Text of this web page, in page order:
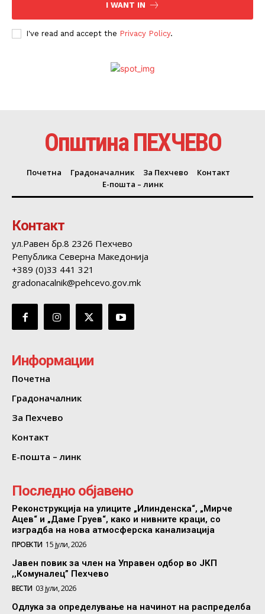
I WANT IN
I've read and accept the Privacy Policy.
Општина ПЕХЧЕВО
Почетна Градоначалник За Пехчево
Контакт
Е-пошта – линк
Контакт
ул.Равен бр.8 2326 Пехчево
Република Северна Македонија
+389 (0)33 441 321
gradonacalnik@pehcevo.gov.mk
Информации
Почетна
Градоначалник
За Пехчево
Контакт
Е-пошта – линк
Последно објавено
Реконструкција на улиците „Илинденска“, „Мирче
Ацев“ и „Даме Груев“, како и нивните краци, со
изградба на нова атмосферска канализација
ПРОЕКТИ 15 јули, 2026
Јавен повик за член на Управен одбор во ЈКП
,,Комуналец” Пехчево
ВЕСТИ 03 јули, 2026
Одлука за определување на начинот на распределба